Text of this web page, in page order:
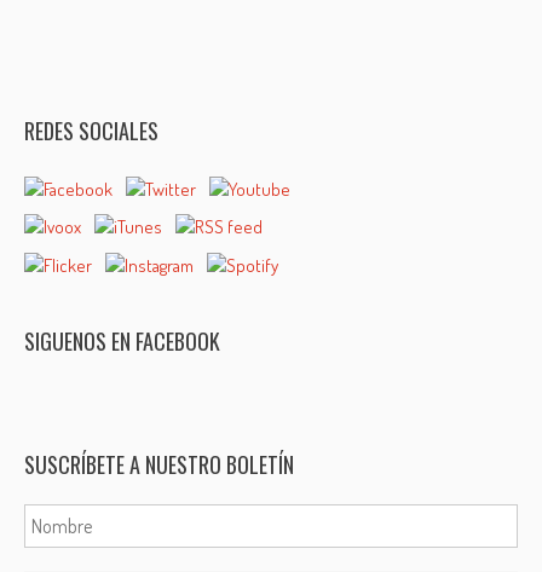
REDES SOCIALES
SIGUENOS EN FACEBOOK
SUSCRÍBETE A NUESTRO BOLETÍN